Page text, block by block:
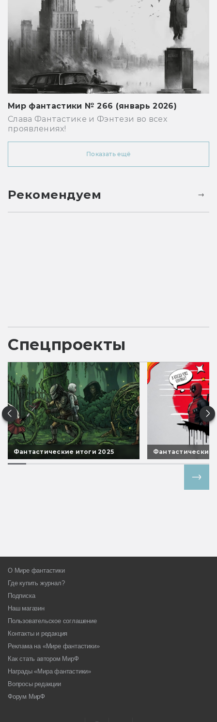
Мир фантастики № 266 (январь 2026)
Слава Фантастике и Фэнтези во всех
проявлениях!
Показать ещё
Рекомендуем
Спецпроекты
Фантастические итоги 2025 Фантастические
О Мире фантастики
Где купить журнал?
Подписка
Наш магазин
Пользовательское соглашение
Контакты и редакция
Реклама на «Мире фантастики»
Как стать автором МирФ
Награды «Мира фантастики»
Вопросы редакции
Форум МирФ